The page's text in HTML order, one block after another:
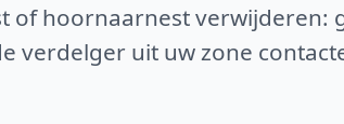
of hoornaarnest verwijderen:
verdelger uit uw zone